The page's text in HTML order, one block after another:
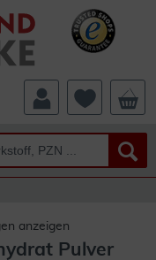
anzeigen
Pulver